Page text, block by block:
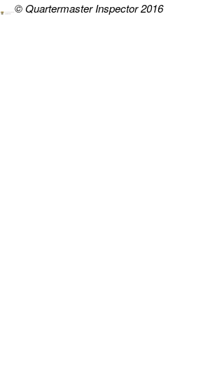
© Quartermaster Inspector 2016